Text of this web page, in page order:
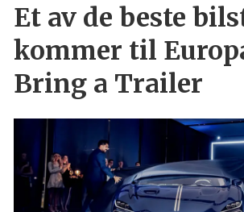
Et av de beste
kommer til
Bring a Trailer